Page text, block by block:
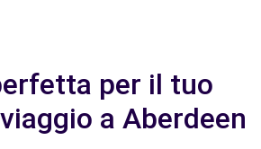
per il tuo
a Aberdeen